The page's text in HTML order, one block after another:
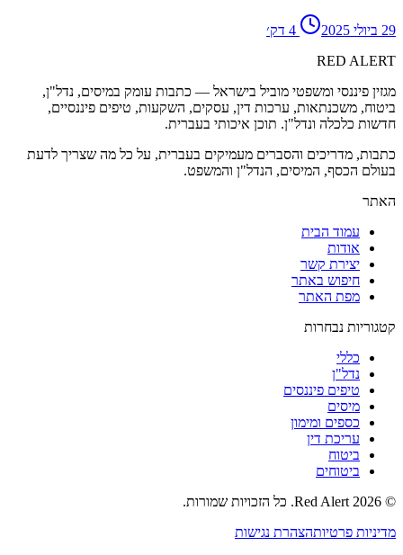
29 ביולי 2025 4 דק׳
RED ALERT
מגזין פיננסי ומשפטי מוביל בישראל — כתבות עומק במיסים, נדל"ן,
ביטוח, משכנתאות, ערכות דין, עסקים, השקעות, טיפים פיננסיים,
חדשות כלכלה ונדל"ן. תוכן איכותי בעברית.
כתבות, מדריכים והסברים מעמיקים בעברית, על כל מה שצריך לדעת
בעולם הכסף, המיסים, הנדל"ן והמשפט.
האתר
עמוד הבית
אודות
יצירת קשר
חיפוש באתר
מפת האתר
קטגוריות נבחרות
כללי
נדל"ן
טיפים פיננסים
מיסים
כספים ומימון
עריכת דין
ביטוח
ביטוחים
©
2026
Red Alert. כל הזכויות שמורות.
מדיניות פרטיותהצהרת נגישות